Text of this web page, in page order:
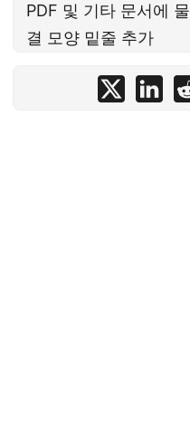
PDF 및 기타 문서에 물
결 모양 밑줄 추가